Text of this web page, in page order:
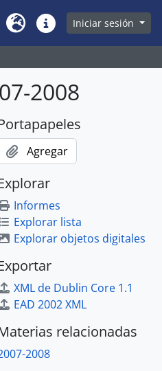
Idioma Enlaces rápidos
Iniciar sesión
2008
Agregar
Informes
Explorar lista
Explorar objetos digitales
XML de Dublin Core 1.1
EAD 2002 XML
relacionadas
2008